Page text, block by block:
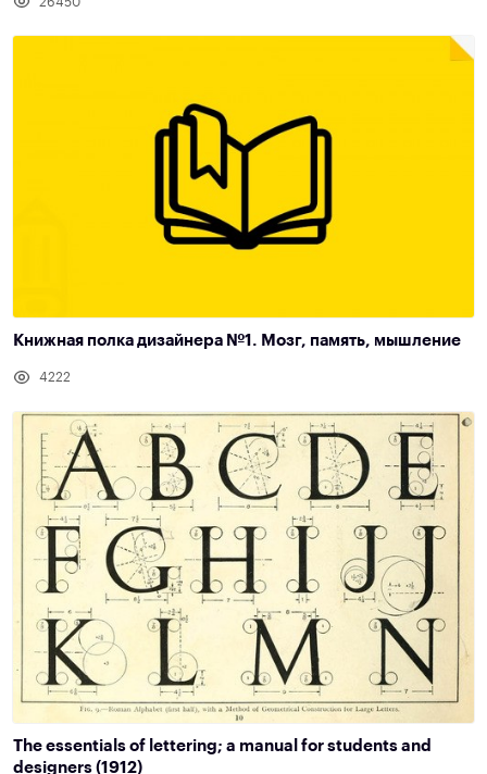
Книжная полка дизайнера №1. Мозг, память, мышление
4222
The essentials of lettering; a manual for students and
designers (1912)